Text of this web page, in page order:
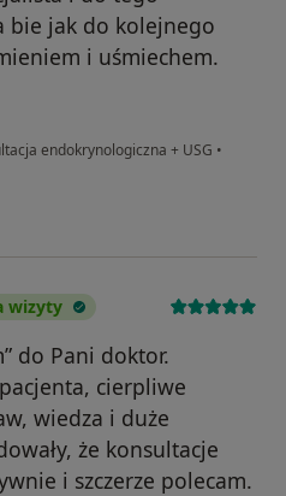
bie jak do kolejnego
i uśmiechem.
endokrynologiczna + USG •
wizyty
do Pani doktor.
cierpliwe
wiedza i duże
że konsultacje
i szczerze polecam.